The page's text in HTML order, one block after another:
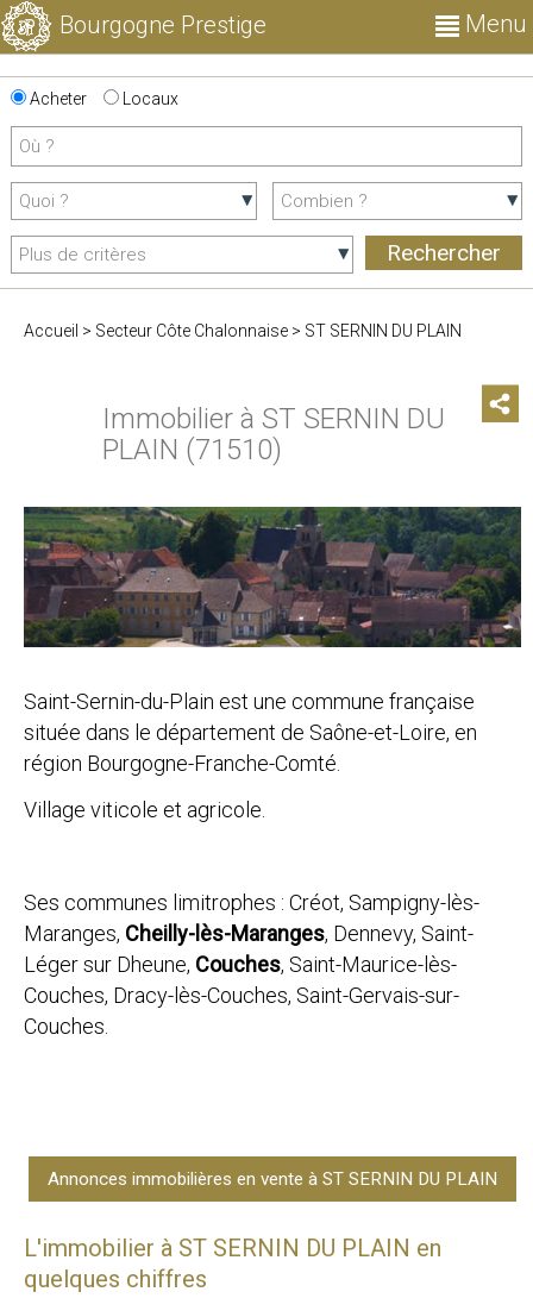
Bourgogne Prestige Menu
Acheter Locaux
Accueil > Secteur Côte Chalonnaise > ST SERNIN DU PLAIN
Immobilier à ST SERNIN DU
PLAIN (71510)
Saint-Sernin-du-Plain est une commune française
située dans le département de Saône-et-Loire, en
région Bourgogne-Franche-Comté.
Village viticole et agricole.
Ses communes limitrophes : Créot, Sampigny-lès-
Maranges, Cheilly-lès-Maranges, Dennevy, Saint-
Léger sur Dheune, Couches, Saint-Maurice-lès-
Couches, Dracy-lès-Couches, Saint-Gervais-sur-
Couches.
Annonces immobilières en vente à ST SERNIN DU PLAIN
L'immobilier à ST SERNIN DU PLAIN en
quelques chiffres